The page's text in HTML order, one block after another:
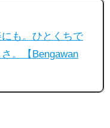
も。ひとくちで
。【Bengawan